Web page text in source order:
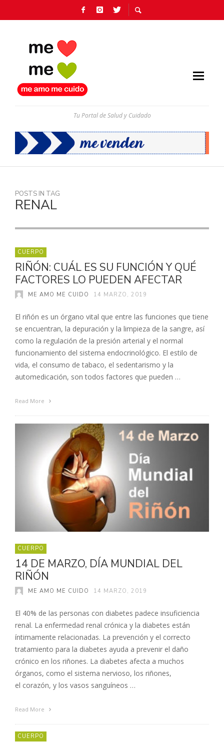
Tu Portal de Salud y Cuidado
POSTS IN TAG
RENAL
CUERPO
RIÑÓN: CUÁL ES SU FUNCIÓN Y QUÉ
FACTORES LO PUEDEN AFECTAR
ME AMO ME CUIDO 14 MARZO, 2019
El riñón es un órgano vital que entre las funciones que tiene
se encuentran, la depuración y la limpieza de la sangre, así
como la regulación de la presión arterial y el normal
funcionamiento del sistema endocrinológico. El estilo de
vida, el consumo de tabaco, el sedentarismo y la
automedicación, son todos factores que pueden …
Read More
CUERPO
14 DE MARZO, DÍA MUNDIAL DEL
RIÑÓN
ME AMO ME CUIDO 14 MARZO, 2019
El 40% de las personas con diabetes padece insuficiencia
renal. La enfermedad renal crónica y la diabetes están
íntimamente relacionadas. La prevención y el correcto
tratamiento para la diabetes ayuda a prevenir el daño
crónico en los riñones. La diabetes afecta a muchos
órganos, como el sistema nervioso, los riñones,
el corazón, y los vasos sanguíneos …
Read More
CUERPO